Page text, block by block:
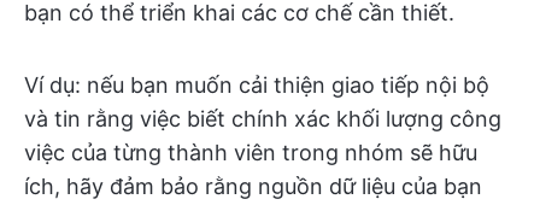
bạn có thể triển khai các cơ chế cần thiết.
Ví dụ: nếu bạn muốn cải thiện giao tiếp nội bộ
và tin rằng việc biết chính xác khối lượng công
việc của từng thành viên trong nhóm sẽ hữu
ích, hãy đảm bảo rằng nguồn dữ liệu của bạn